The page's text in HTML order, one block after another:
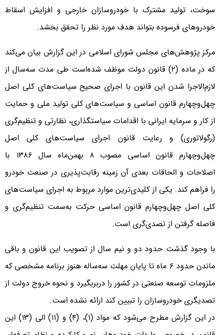
سوخت، تولید مشترک با خودروسازان خارجی و افزایش اسقاط
خودروهای فرسوده بتواند هدف مورد نظر را تحقق بخشد.
مرکز پژوهش‌های مجلس شورای اسلامی در این گزارش بیان می‌کند
که در ماده (۲) قانون دولت موظف شده‌است طی مدت سه‌سال از
لازم‌الاجرا شدن این قانون با اجرای صحیح سیاست‌های کلی اصل
چهل‌وچهارم قانون اساسی و سیاست‌های کلی تولید ملی و حمایت
از کار و سرمایه ایرانی با اقدامات سیاستگذاری، نظارتی و تنظیم‌گری
(رگولاتوری) و رعایت قانون اجرای سیاست‌های کلی اصل
چهل‌وچهارم قانون اساسی مصوب ۸ بهمن‌ماه سال ۱۳۸۶ با
اصلاحات و الحاقات بعدی آن زمینه رقابت‌پذیری در صنعت خودرو
را فراهم کند. یکی از کلیدی‌ترین موارد مربوط به اجرای سیاست‌های
کلی اصل چهل‌وچهارم قانون اساسی حرکت به‌سمت تنظیم‌گری و
فاصله گرفتن از تصدی‌گری است.
با وجود گذشت حدود دو و نیم سال از تصویب این قانون و باقی
ماندن حدود ۶ ماه تا پایان مهلت سه‌ساله هنوز برنامه مشخصی که
ملزومات توسعه صنعتی در کشور را دربربگیرد و نحوه خروج دولت از
تصدیگری خودروسازان را تبیین کند ارائه نشده است.
در این گزارش مطرح می‌شود که مواد (۱)، (۴) و (۱۱) الی (۱۳) این